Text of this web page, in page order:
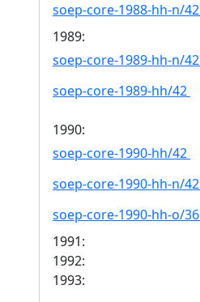
soep-core-1988-hh-n/42
1989:
soep-core-1989-hh-n/42
soep-core-1989-hh/42
1990:
soep-core-1990-hh/42
soep-core-1990-hh-n/42
soep-core-1990-hh-o/36
1991:
1992:
1993: